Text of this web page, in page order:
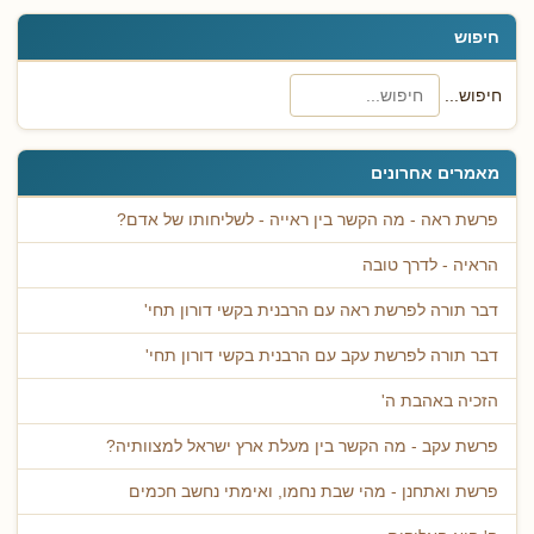
חיפוש
חיפוש...
מאמרים אחרונים
פרשת ראה - מה הקשר בין ראייה - לשליחותו של אדם?
הראיה - לדרך טובה
דבר תורה לפרשת ראה עם הרבנית בקשי דורון תחי'
דבר תורה לפרשת עקב עם הרבנית בקשי דורון תחי'
הזכיה באהבת ה'
פרשת עקב - מה הקשר בין מעלת ארץ ישראל למצוותיה?
פרשת ואתחנן - מהי שבת נחמו, ואימתי נחשב חכמים